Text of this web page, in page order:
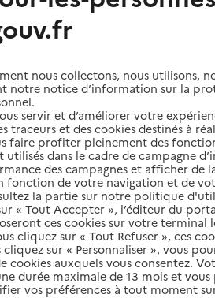
à domicile
Narbonne -
AUDE
et services autour de
nous collectons, nous utilisons,
notre notice d’information sur la
servir et d’améliorer votre
traceurs et des cookies destinés à
faire profiter pleinement des
utilisés dans le cadre de campagne
des campagnes et afficher de
fonction de votre navigation et de
la partie sur notre politique
« Tout Accepter », l’éditeur du
ces cookies sur votre terminal
cliquez sur « Tout Refuser », ces
cliquez sur « Personnaliser », vous
cookies auxquels vous consentez.
durée maximale de 13 mois et
vos préférences à tout moment